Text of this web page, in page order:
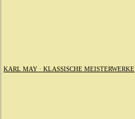
KARL MAY · KLASSISCHE MEISTERWERKE